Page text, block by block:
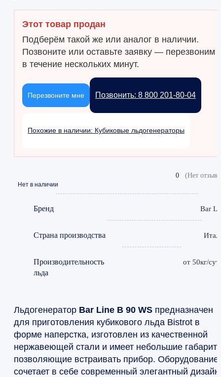
Этот товар продан
Подберём такой же или аналог в наличии.
Позвоните или оставьте заявку — перезвоним
в течение нескольких минут.
Позвонить: 8 800 201-80-04
Перезвоните мне
Похожие в наличии: Кубиковые льдогенераторы
0 (Нет
Нет в наличии
Бренд Bar
Страна производства
Производительность
льда
от 50кг/
Льдогенератор Bar Line B 90 WS предназначен
для приготовления кубикового льда Bistrot в
форме наперстка, изготовлен из качественной
нержавеющей стали и имеет небольшие
позволяющие встраивать прибор. Оборудование
сочетает в себе современный элегантный